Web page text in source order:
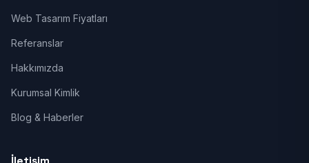
Web Tasarım Fiyatları
Referanslar
Hakkımızda
Kurumsal Kimlik
Blog & Haberler